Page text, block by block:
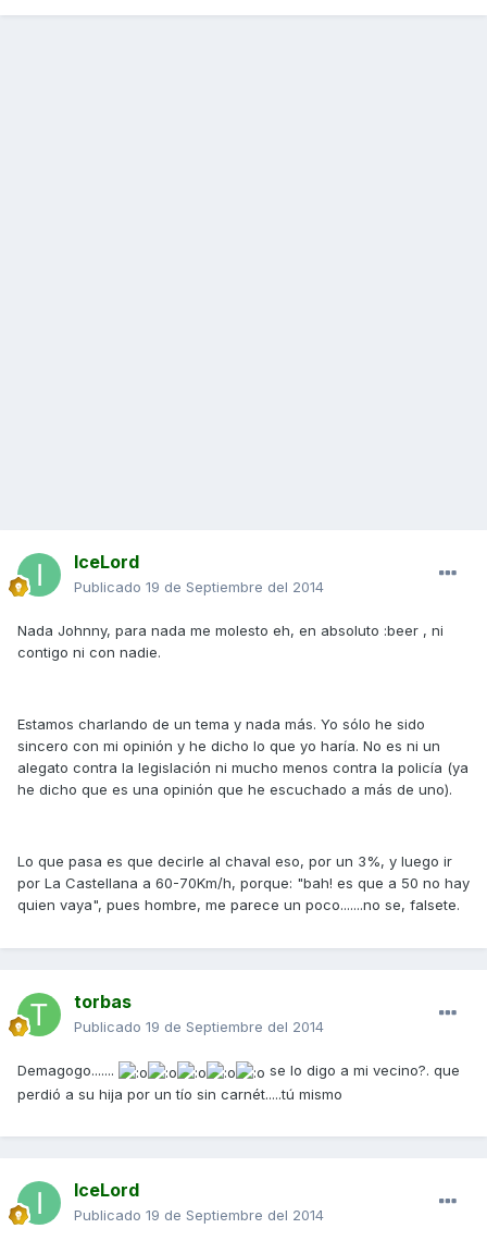
IceLord
Publicado 19 de Septiembre del 2014
Nada Johnny, para nada me molesto eh, en absoluto :beer , ni
contigo ni con nadie.
Estamos charlando de un tema y nada más. Yo sólo he sido
sincero con mi opinión y he dicho lo que yo haría. No es ni un
alegato contra la legislación ni mucho menos contra la policía (ya
he dicho que es una opinión que he escuchado a más de uno).
Lo que pasa es que decirle al chaval eso, por un 3%, y luego ir
por La Castellana a 60-70Km/h, porque: "bah! es que a 50 no hay
quien vaya", pues hombre, me parece un poco.......no se, falsete.
torbas
Publicado 19 de Septiembre del 2014
Demagogo.......
se lo digo a mi vecino?. que
perdió a su hija por un tío sin carnét.....tú mismo
IceLord
Publicado 19 de Septiembre del 2014